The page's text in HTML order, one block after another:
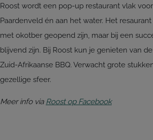
Roost wordt een pop-up restaurant vlak
Paardenveld én aan het water. Het
met okotber geopend zijn, maar bij een
blijvend zijn. Bij Roost kun je genieten van de
Zuid-Afrikaanse BBQ. Verwacht grote
gezellige sfeer.
Meer info via Roost op Facebook